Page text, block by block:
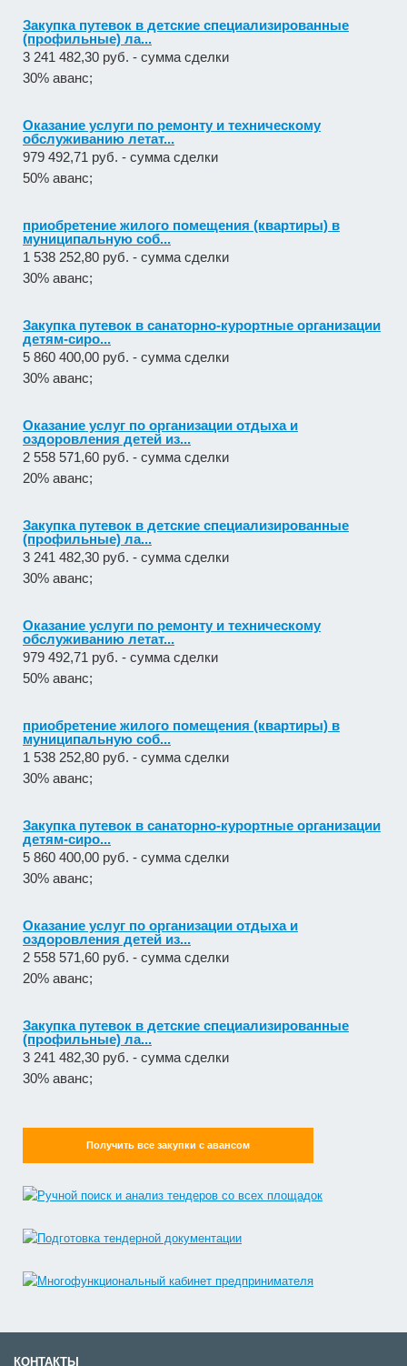
Закупка путевок в детские специализированные
(профильные) ла...
3 241 482,30 руб. - сумма сделки
30% аванс;
Оказание услуги по ремонту и техническому
обслуживанию летат...
979 492,71 руб. - сумма сделки
50% аванс;
приобретение жилого помещения (квартиры) в
муниципальную соб...
1 538 252,80 руб. - сумма сделки
30% аванс;
Закупка путевок в санаторно-курортные организации
детям-сиро...
5 860 400,00 руб. - сумма сделки
30% аванс;
Оказание услуг по организации отдыха и
оздоровления детей из...
2 558 571,60 руб. - сумма сделки
20% аванс;
Закупка путевок в детские специализированные
(профильные) ла...
3 241 482,30 руб. - сумма сделки
30% аванс;
Оказание услуги по ремонту и техническому
обслуживанию летат...
979 492,71 руб. - сумма сделки
50% аванс;
приобретение жилого помещения (квартиры) в
муниципальную соб...
1 538 252,80 руб. - сумма сделки
30% аванс;
Закупка путевок в санаторно-курортные организации
детям-сиро...
5 860 400,00 руб. - сумма сделки
30% аванс;
Оказание услуг по организации отдыха и
оздоровления детей из...
2 558 571,60 руб. - сумма сделки
20% аванс;
Закупка путевок в детские специализированные
(профильные) ла...
3 241 482,30 руб. - сумма сделки
30% аванс;
Получить все закупки с авансом
КОНТАКТЫ